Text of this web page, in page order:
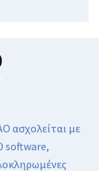
ασχολείται με
software,